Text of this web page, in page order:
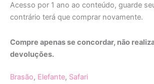
Acesso por 1 ano ao conteúdo, guarde
contrário terá que comprar novamente.
Compre apenas se concordar, não
devoluções.
Brasão, Elefante, Safari